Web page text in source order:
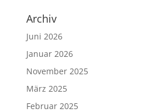
Archiv
Juni 2026
Januar 2026
November 2025
März 2025
Februar 2025